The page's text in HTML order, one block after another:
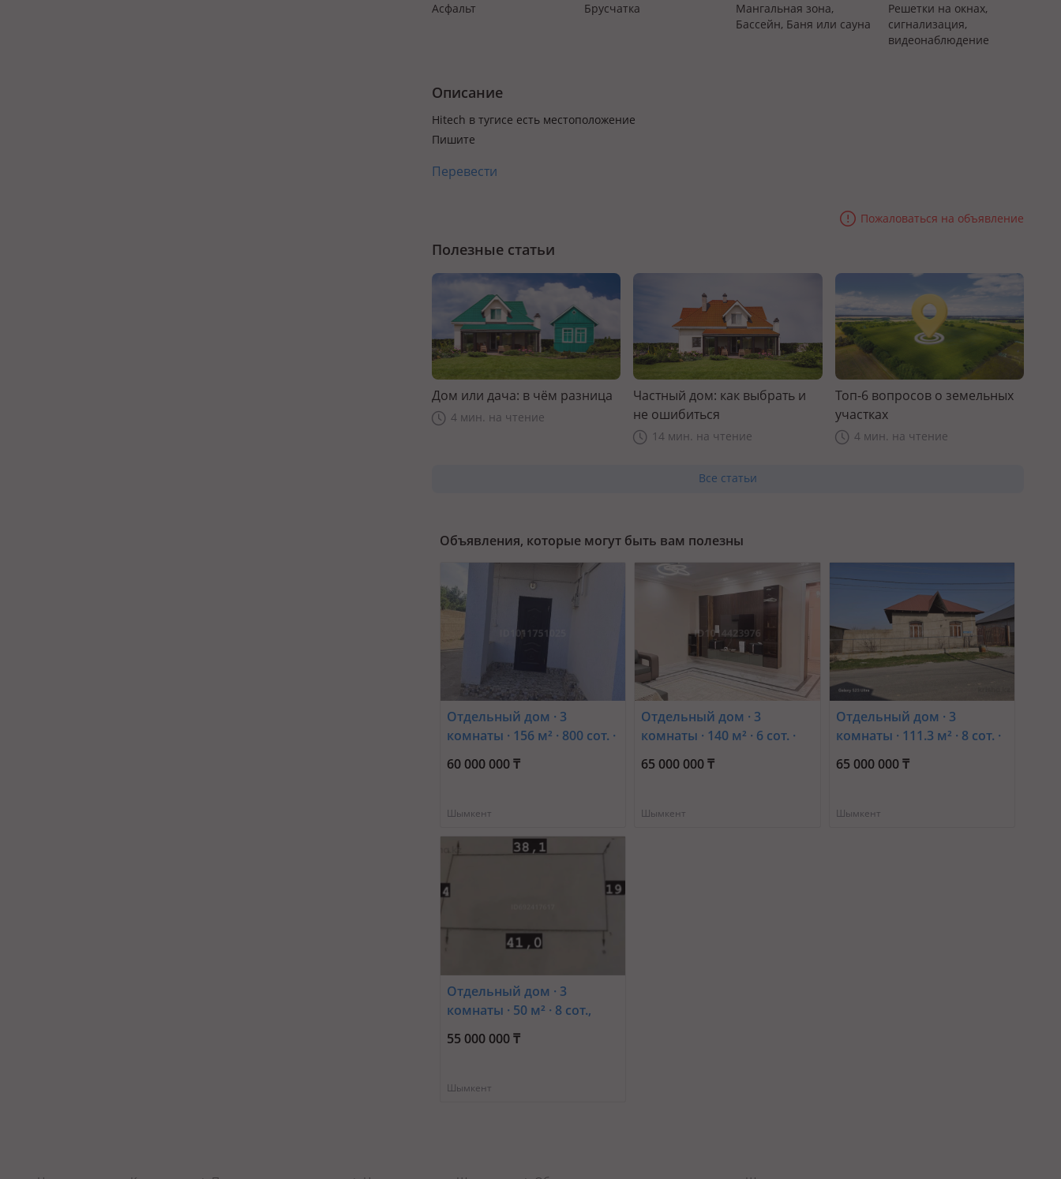
Асфальт Брусчатка
Мангальная зона,
Бассейн, Баня или сауна
Решетки на окнах,
сигнализация,
видеонаблюдение
Описание
Hitech в тугисе есть местоположение
Пишите
Перевести
Пожаловаться на объявление
Полезные статьи
Дом или дача: в чём разница
4 мин. на чтение
Частный дом: как выбрать и
не ошибиться
14 мин. на чтение
Топ-6 вопросов о земельных
участках
4 мин. на чтение
Все статьи
Объявления, которые могут быть вам полезны
Отдельный дом · 3
комнаты · 156 м² · 800 сот. ·
Акжан Әл-Машани 75 —
Мкр.Самал-1, ориентир
60 000 000 ₸
Шымкент
Отдельный дом · 3
комнаты · 140 м² · 6 сот. ·
жилой массив Кайнар
Булак, Кунцевича 22
65 000 000 ₸
Шымкент
Отдельный дом · 3
комнаты · 111.3 м² · 8 сот. ·
мкр Самал-3, Манас 36 —
Адал заправка
65 000 000 ₸
Шымкент
Отдельный дом · 3
комнаты · 50 м² · 8 сот.,
Жолдасбекова —
Жолдасбекова Тауке Хана
55 000 000 ₸
Шымкент